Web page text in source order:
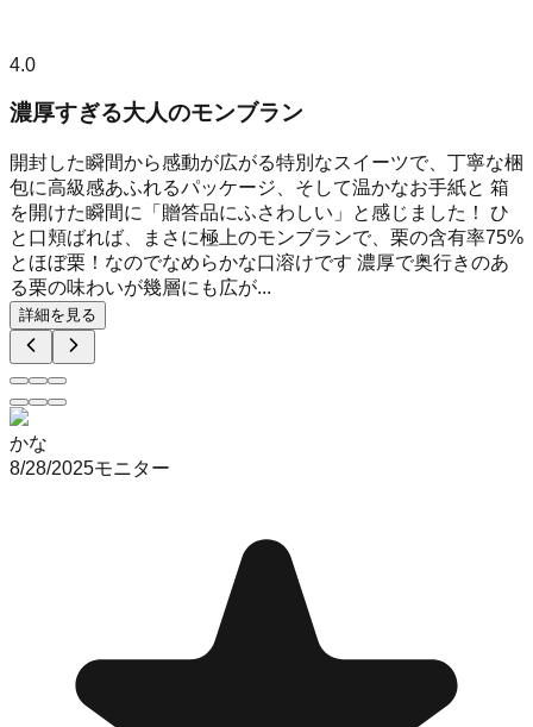
4.0
濃厚すぎる大人のモンブラン
開封した瞬間から感動が広がる特別なスイーツで、丁寧な梱
包に高級感あふれるパッケージ、そして温かなお手紙と 箱
を開けた瞬間に「贈答品にふさわしい」と感じました！ ひ
と口頬ばれば、まさに極上のモンブランで、栗の含有率75%
とほぼ栗！なのでなめらかな口溶けです 濃厚で奥行きのあ
る栗の味わいが幾層にも広が...
詳細を見る
かな
8/28/2025モニター